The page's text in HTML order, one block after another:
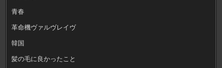
青春
革命機ヴァルヴレイヴ
韓国
髪の毛に良かったこと